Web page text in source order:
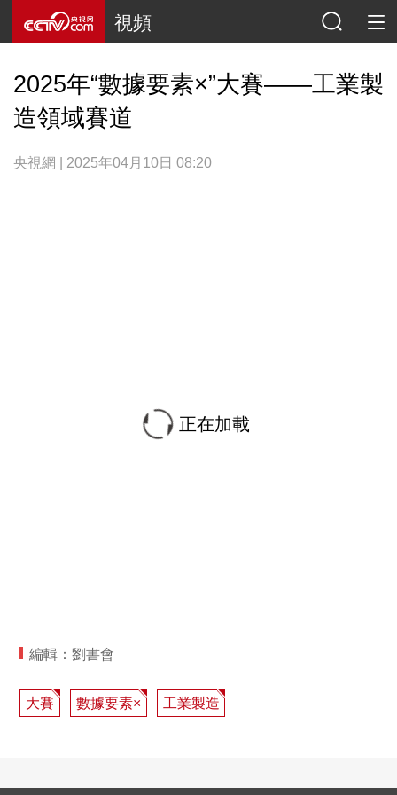
視頻
2025年“數據要素×”大賽——工業製
造領域賽道
央視網 | 2025年04月10日 08:20
正在加載
編輯：劉書會
大賽 數據要素× 工業製造